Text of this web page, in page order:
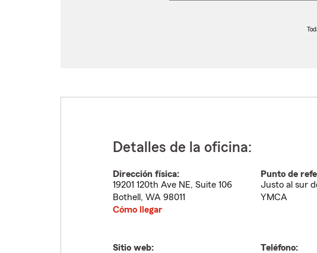
Detalles de la oficina:
Dirección física:
19201 120th Ave NE, Suite 106
Bothell , WA 98011
Cómo llegar
Punto de
Justo al sur
YMCA
Sitio web:
Teléfono: